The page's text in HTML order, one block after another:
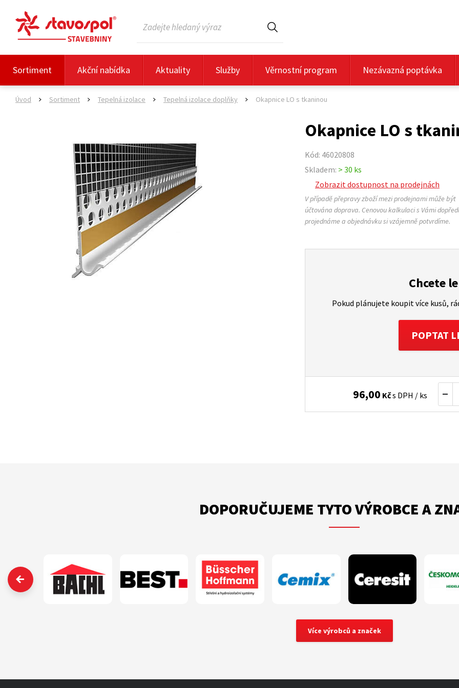
Sortiment Akční nabídka Aktuality Služby Věrnostní program Nezávazná poptávka
Úvod Sortiment Tepelná izolace Tepelná izolace doplňky Okapnice LO s tkaninou
Okapnice LO s
Kód: 46020808
Skladem: > 30 ks
Zobrazit dostupnost na prodejnách
V případě přepravy zboží mezi prodejnami může být
účtována doprava. Cenovou kalkulaci s Vámi
projednáme a objednávku si vzájemně potvrdíme.
Chcete
Pokud plánujete koupit více kusů,
POPTAT
96,00 Kčs DPH / ks
DOPORUČUJEME TYTO VÝROBCE A
‹
Více výrobců a značek